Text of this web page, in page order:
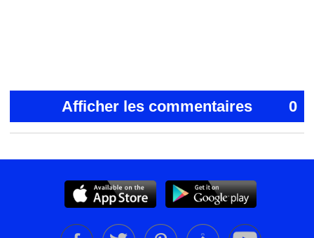
Afficher les commentaires 0